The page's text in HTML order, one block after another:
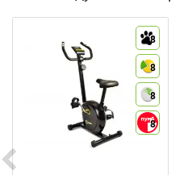
8
8
8
8